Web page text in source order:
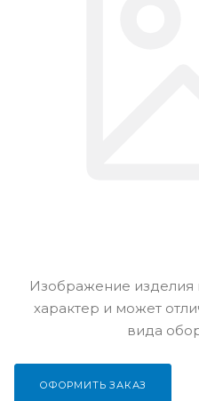
Изображение изделия
характер и может
вида
ОФОРМИТЬ ЗАКАЗ